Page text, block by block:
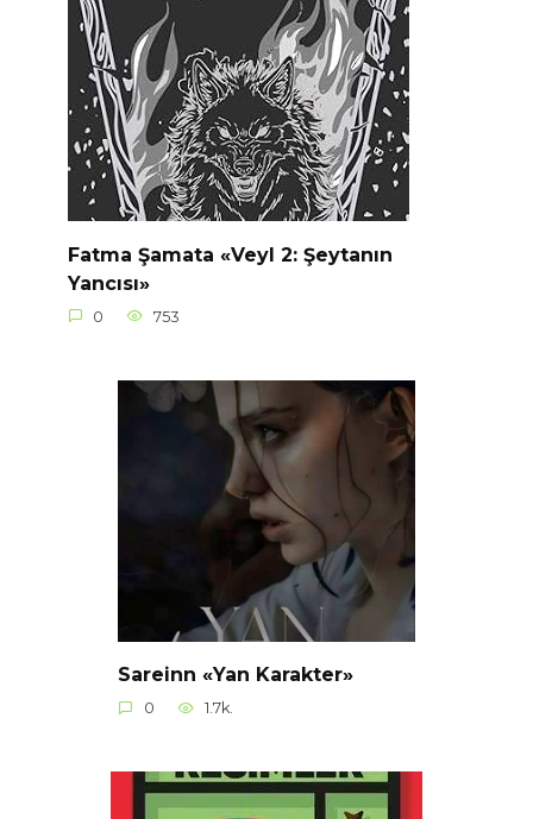
Fatma Şamata «Veyl 2: Şeytanın
Yancısı»
0 753
Sareinn «Yan Karakter»
0 1.7k.